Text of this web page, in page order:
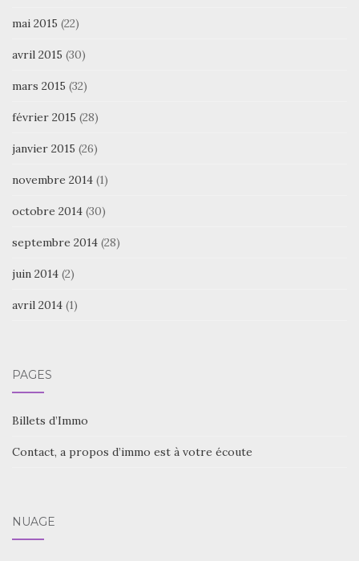
mai 2015 (22)
avril 2015 (30)
mars 2015 (32)
février 2015 (28)
janvier 2015 (26)
novembre 2014 (1)
octobre 2014 (30)
septembre 2014 (28)
juin 2014 (2)
avril 2014 (1)
PAGES
Billets d’Immo
Contact, a propos d’immo est à votre écoute
NUAGE